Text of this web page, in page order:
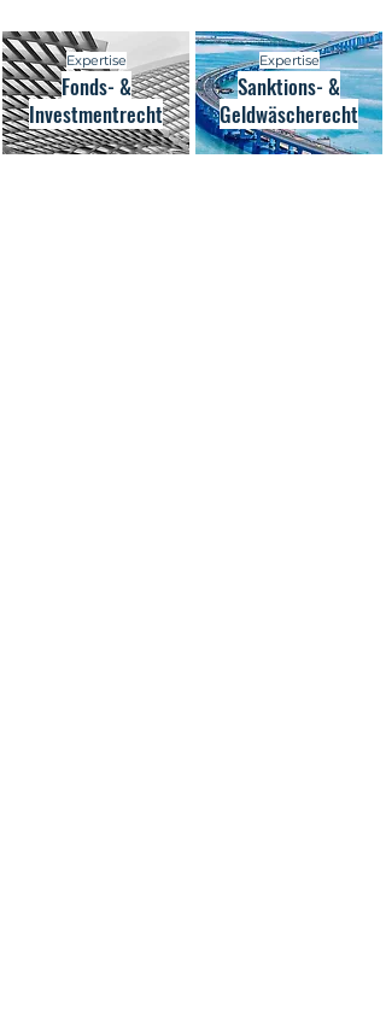
Expertise
Fonds- &
Investmentrecht
Expertise
Sanktions- &
Geldwäscherecht